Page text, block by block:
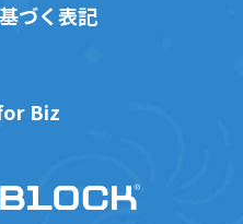
づく表記
Biz